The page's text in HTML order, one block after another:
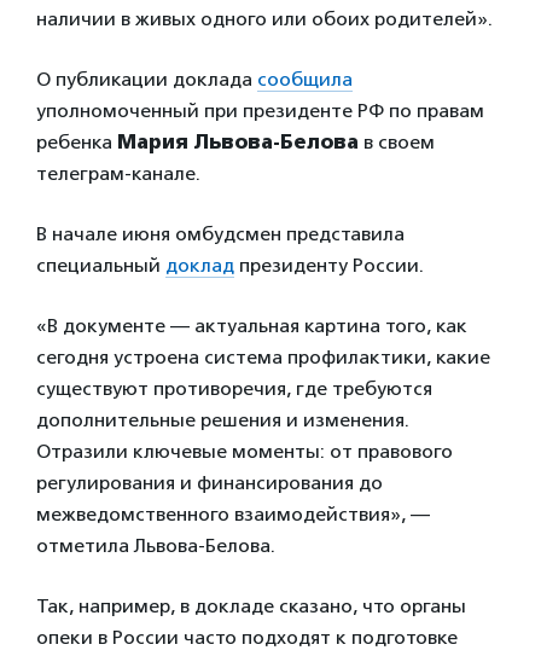
наличии в живых одного или обоих родителей».
О публикации доклада сообщила
уполномоченный при президенте РФ по правам
ребенка Мария Львова-Белова в своем
телеграм-канале.
В начале июня омбудсмен представила
специальный доклад президенту России.
«В документе — актуальная картина того, как
сегодня устроена система профилактики, какие
существуют противоречия, где требуются
дополнительные решения и изменения.
Отразили ключевые моменты: от правового
регулирования и финансирования до
межведомственного взаимодействия», —
отметила Львова-Белова.
Так, например, в докладе сказано, что органы
опеки в России часто подходят к подготовке